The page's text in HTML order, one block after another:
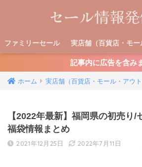
ファミリーセール 実店舗（百貨店・モ
記事内に広告を含み
ホーム 実店舗（百貨店・モール・アウト
【2022年最新】福岡県の初売り/
福袋情報まとめ
2021年12月25日 2022年7月11日